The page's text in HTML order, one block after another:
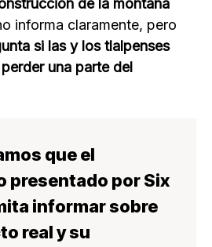
de la montaña
informa claramente, pero
si las y los tlalpenses
una parte del
que el
presentado porSix
informar sobre
real y su